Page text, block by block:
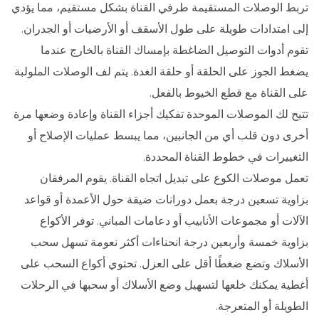
تربط الوصلات المستقيمة طرفي القناة بشكل مستقيم، مما يؤدي
إلى امتدادات طويلة على طول الأسقف أو الأرضيات أو الجدران.
تقوم أدوات التوصيل الضاغطة بإمساك القناة بالخارج عندما
يضغط الجوز على الحلقة أو حلقة الغدة. يتم لف الوصلات الملولبة
على القناة مع قطع الخيوط بالفعل.
تتيح لك الموصلات الموحدة تفكيك أجزاء القناة وإعادة وضعها مرة
أخرى دون قلب أي من الجانبين، مما يبسط عمليات الإصلاح أو
التغييرات في خطوط القناة المحددة.
تعمل موصلات الكوع على تبديل اتجاه القناة. يقوم المرفقان
بزاوية تسعين درجة بعمل دورانات ضيقة حول الأعمدة أو قواعد
الآلات أو مجموعات الأنابيب أو دعامات المباني. توفر الأكواع
بزاوية خمسة وأربعين درجة انحناءات أكثر نعومة تسهل سحب
الأسلاك وتضع ضغطًا أقل على العزل. تحتوي أكواع السحب على
أغطية يمكنك خلعها لتسهيل وضع الأسلاك أو سحبها في الرحلات
الطويلة أو المتعرجة.